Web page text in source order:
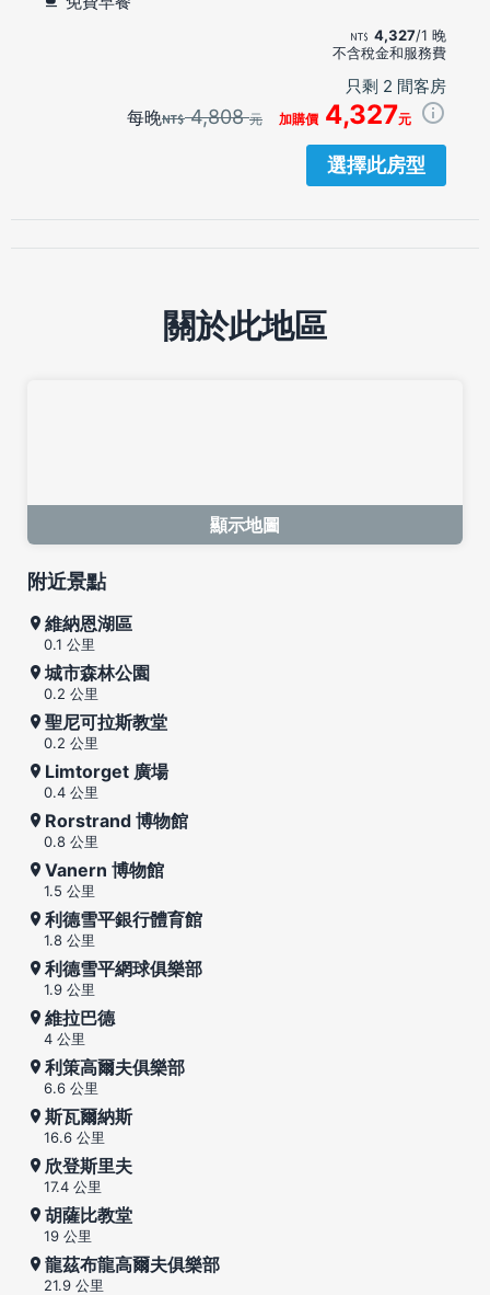
4,327/1 晚
不含稅金和服務費
只剩 2 間客房
每晚 4,808元 加購價 4,327元
選擇此房型
關於此地區
顯示地圖
附近景點
維納恩湖區
0.1 公里
城市森林公園
0.2 公里
聖尼可拉斯教堂
0.2 公里
Limtorget 廣場
0.4 公里
Rorstrand 博物館
0.8 公里
Vanern 博物館
1.5 公里
利德雪平銀行體育館
1.8 公里
利德雪平網球俱樂部
1.9 公里
維拉巴德
4 公里
利策高爾夫俱樂部
6.6 公里
斯瓦爾納斯
16.6 公里
欣登斯里夫
17.4 公里
胡薩比教堂
19 公里
龍茲布龍高爾夫俱樂部
21.9 公里